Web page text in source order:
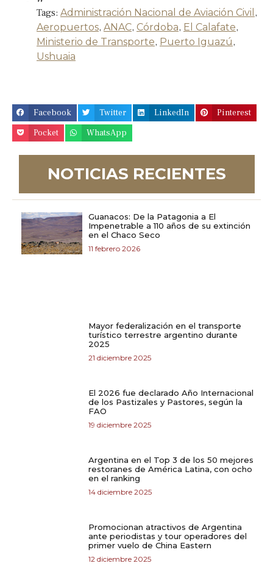
Tags: Administración Nacional de Aviación Civil ,
Aeropuertos, ANAC, Córdoba, El Calafate,
Ministerio de Transporte, Puerto Iguazú,
Ushuaia
Facebook Twitter LinkedIn
Pinterest
Pocket
WhatsApp
NOTICIAS RECIENTES
Guanacos: De la Patagonia a El
Impenetrable a 110 años de su extinción
en el Chaco Seco
11 febrero 2026
Mayor federalización en el transporte
turístico terrestre argentino durante
2025
21 diciembre 2025
El 2026 fue declarado Año Internacional
de los Pastizales y Pastores, según la
FAO
19 diciembre 2025
Argentina en el Top 3 de los 50 mejores
restoranes de América Latina, con ocho
en el ranking
14 diciembre 2025
Promocionan atractivos de Argentina
ante periodistas y tour operadores del
primer vuelo de China Eastern
12 diciembre 2025